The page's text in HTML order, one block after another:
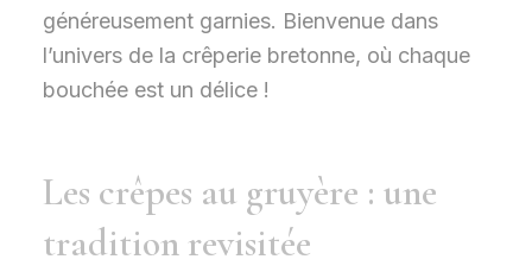
généreusement garnies. Bienvenue dans
l’univers de la crêperie bretonne, où chaque
bouchée est un délice !
Les crêpes au gruyère : une
tradition revisitée